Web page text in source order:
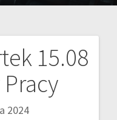
15.08
2024